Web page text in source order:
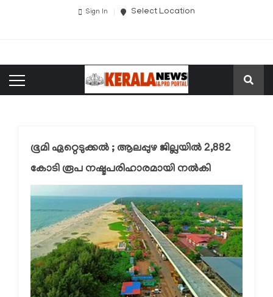
Sign In Select Location
ഭൂമി ഏറ്റെടുക്കല്‍ ; ആലപ്പുഴ ജില്ലയില്‍ 2,882
കോടി രൂപ നഷ്ടപരിഹാരമായി നല്‍കി